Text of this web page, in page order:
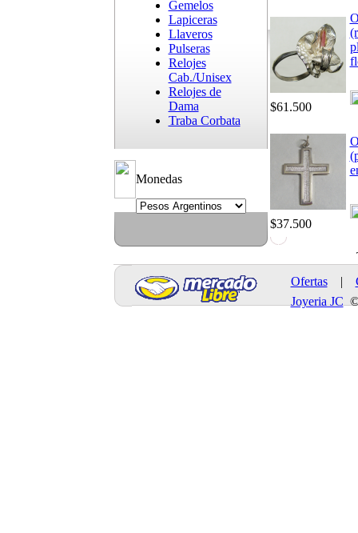
Gemelos
Lapiceras
Llaveros
Pulseras
Relojes
Cab./Unisex
Relojes de
Dama
Traba Corbata
Monedas
$61.500
$37.500
Toda la
Ofertas
|
Joyeria JC